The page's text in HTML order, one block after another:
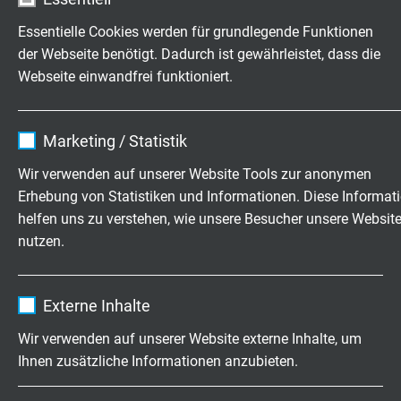
Essentielle Cookies werden für grundlegende Funktionen
der Webseite benötigt. Dadurch ist gewährleistet, dass die
Webseite einwandfrei funktioniert.
Laufzeit 1 Jahr
Marketing / Statistik
Wir verwenden auf unserer Website Tools zur anonymen
Erhebung von Statistiken und Informationen. Diese
helfen uns zu verstehen, wie unsere Besucher unsere Website
nutzen.
Laufzeit 2 Jahre
Externe Inhalte
Wir verwenden auf unserer Website externe Inhalte, um
Ihnen zusätzliche Informationen anzubieten.
Artikel anfragen
L01450210 2 x 1,00 mm² 0,21 mm
Artikel anfragen
Artikel anfragen
L01450410 4 x 1,00 mm² 0,21 mm
Artikel anfragen
L01450710 7 x 1,00 mm² 0,21 mm
Artikel anfragen